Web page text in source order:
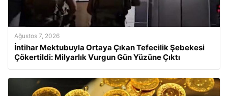
Ağustos 7, 2026
İntihar Mektubuyla Ortaya Çıkan Tefecilik Şebekesi
Çökertildi: Milyarlık Vurgun Gün Yüzüne Çıktı